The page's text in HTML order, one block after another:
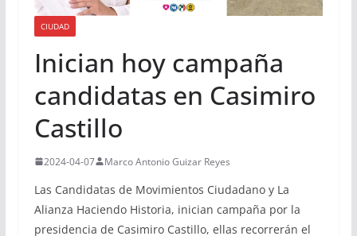
CIUDAD
Inician hoy campaña
candidatas en Casimiro
Castillo
2024-04-07 Marco Antonio Guizar Reyes
Las Candidatas de Movimientos Ciudadano y La
Alianza Haciendo Historia, inician campaña por la
presidencia de Casimiro Castillo, ellas recorrerán el